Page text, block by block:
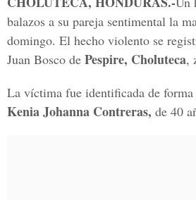
balazos a su pareja sentimental la
domingo. El hecho violento se
Juan Bosco de Pespire, Choluteca,
La víctima fue identificada de
Kenia Johanna Contreras, de 40